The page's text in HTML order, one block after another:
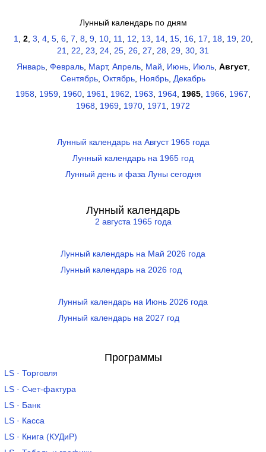
Лунный календарь по дням
1
2, 3 4, 5, 6, 7 8 9, 10, 11 12 13 14, 15, 16, 17 18 19, 20,
21
22 23 24 25 26 27 28 29 30 31
Январь, Февраль, Март, Апрель, Май Июнь, Июль, Август,
Сентябрь Октябрь Ноябрь Декабрь
1958, 1959, 1960, 1961, 1962, 1963, 1964, 1965, 1966, 1967,
1968, 1969, 1970, 1971, 1972
Лунный календарь на Август 1965 года
Лунный календарь на 1965 год
Лунный день и фаза Луны сегодня
Лунный календарь
2 августа 1965 года
Лунный календарь на Май 2026 года
Лунный календарь на 2026 год
Лунный календарь на Июнь 2026 года
Лунный календарь на 2027 год
Программы
LS · Торговля
LS · Счет-фактура
LS · Банк
LS · Касса
LS · Книга (КУДиР)